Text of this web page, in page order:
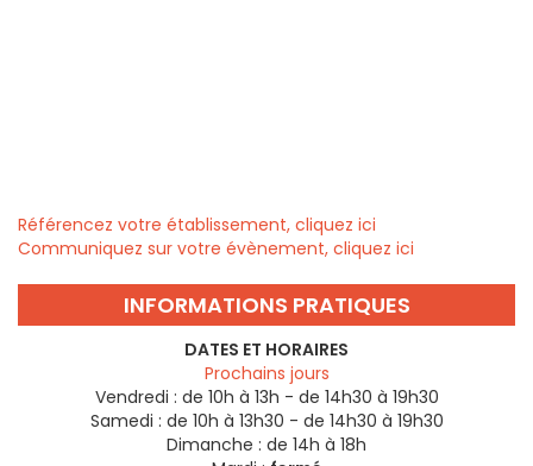
Référencez votre établissement, cliquez ici
Communiquez sur votre évènement, cliquez ici
INFORMATIONS PRATIQUES
DATES ET HORAIRES
Prochains jours
Vendredi : de 10h à 13h - de 14h30 à 19h30
Samedi : de 10h à 13h30 - de 14h30 à 19h30
Dimanche : de 14h à 18h